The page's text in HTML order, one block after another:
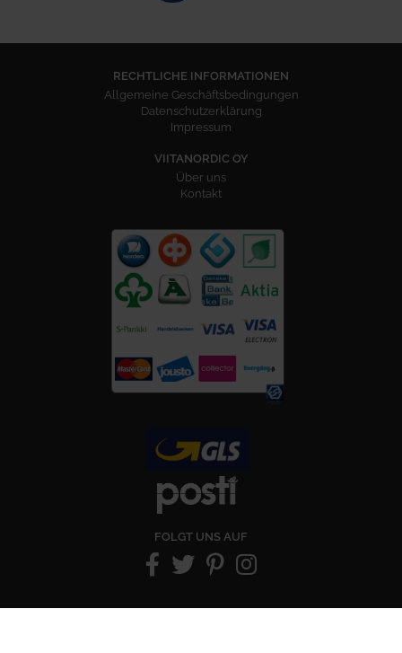
RECHTLICHE INFORMATIONEN
Allgemeine Geschäftsbedingungen
Datenschutzerklärung
Impressum
VIITANORDIC OY
Über uns
Kontakt
FOLGT UNS AUF